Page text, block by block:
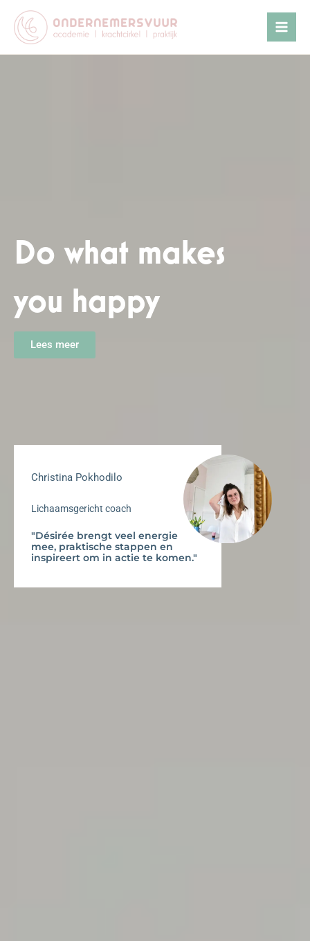
naar
inhoud
Do what makes
you happy
Lees meer
Christina Pokhodilo
Lichaamsgericht coach
"Désirée brengt veel energie
mee, praktische stappen en
inspireert om in actie te komen."